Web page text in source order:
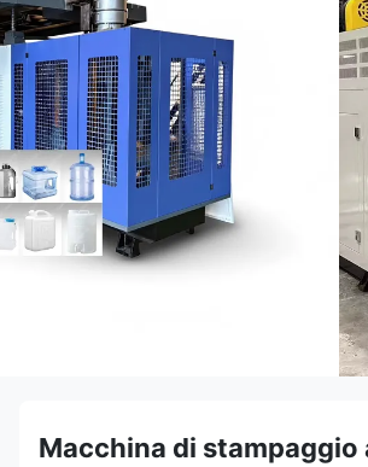
Macchina di stampaggio